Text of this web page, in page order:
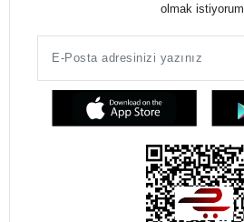
olmak istiyorum.